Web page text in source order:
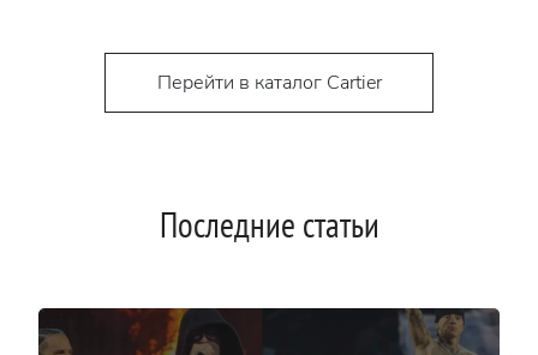
Перейти в каталог Cartier
Последние статьи